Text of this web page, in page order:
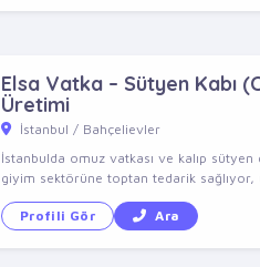
Elsa Vatka – Sütyen Kabı
Üretimi
İstanbul / Bahçelievler
İstanbulda omuz vatkası ve kalıp
giyim sektörüne toptan tedarik sağlıyor,
Profili Gör Ara